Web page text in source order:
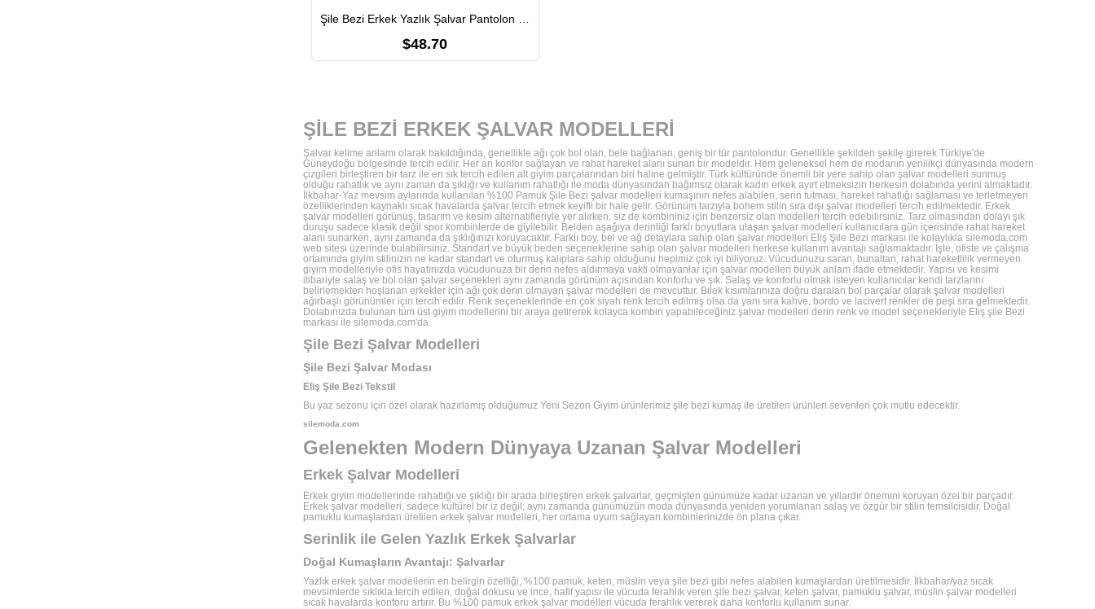
$48.70
ŞİLE BEZİ ERKEK ŞALVAR MODELLERİ
Şalvar kelime anlamı olarak bakıldığında, genellikle ağı çok bol olan, bele bağlanan, geniş bir tür pantolondur. Genellikle şekilden şekilę girerek Türkiye'de
Güneydoğu bölgesinde tercih edilir. Her an konfor sağlayan ve rahat hareket alanı sunan bir modeldir. Hem geleneksel hem de modanın yenilikçi dünyasında modern
çizgileri birleştiren bir tarz ile en sık tercih edilen alt giyim parçalarından biri haline gelmiştir. Türk kültüründe önemli bir yere sahip olan şalvar modelleri sunmuş
olduğu rahatlık ve aynı zaman da şıklığı ve kullanım rahatlığı ile moda dünyasından bağımsız olarak kadın erkek ayırt etmeksizin herkesin dolabında yerini almaktadır.
İlkbahar-Yaz mevsim aylarında kullanılan %100 Pamuk Şile Bezi şalvar modelleri kumaşının nefes alabilen, serin tutması, hareket rahatlığı sağlaması ve terletmeyen
özelliklerinden kaynaklı sıcak havalarda şalvar tercih etmek keyifli bir hale gelir. Görünüm tarzıyla bohem stilin sıra dışı şalvar modelleri tercih edilmektedir. Erkek
şalvar modelleri görünüş, tasarım ve kesim alternatifleriyle yer alırken, siz de kombininiz için benzersiz olan modelleri tercih edebilirsiniz. Tarz olmasından dolayı şık
duruşu sadece klasik değil spor kombinlerde de giyilebilir. Belden aşağıya derinliği farklı boyutlara ulaşan şalvar modelleri kullanıcılara gün içerisinde rahat hareket
alanı sunarken, aynı zamanda da şıklığınızı koruyacaktır. Farklı boy, bel ve ağ detaylara sahip olan şalvar modelleri Eliş Şile Bezi markası ile kolaylıkla silemoda.com
web sitesi üzerinde bulabilirsiniz. Standart ve büyük beden seçeneklerine sahip olan şalvar modelleri herkese kullanım avantajı sağlamaktadır. İşte, ofiste ve çalışma
ortamında giyim stilinizin ne kadar standart ve oturmuş kalıplara sahip olduğunu hepimiz çok iyi biliyoruz. Vücudunuzu saran, bunaltan, rahat hareketlilik vermeyen
giyim modelleriyle ofis hayatınızda vücudunuza bir derin nefes aldırmaya vakti olmayanlar için şalvar modelleri büyük anlam ifade etmektedir. Yapısı ve kesimi
itibariyle salaş ve bol olan şalvar seçenekleri aynı zamanda görünüm açısından konforlu ve şık. Salaş ve konforlu olmak isteyen kullanıcılar kendi tarzlarını
belirlemekten hoşlanan erkekler için ağı çok derin olmayan şalvar modelleri de mevcuttur. Bilek kısımlarınıza doğru daralan bol parçalar olarak şalvar modelleri
ağırbaşlı görünümler için tercih edilir. Renk seçeneklerinde en çok siyah renk tercih edilmiş olsa da yanı sıra kahve, bordo ve lacivert renkler de peşi sıra gelmektedir.
Dolabınızda bulunan tüm üst giyim modellerini bir araya getirerek kolayca kombin yapabileceğiniz şalvar modelleri derin renk ve model seçenekleriyle Eliş şile Bezi
markası ile silemoda.com'da.
Şile Bezi Şalvar Modelleri
Şile Bezi Şalvar Modası
Eliş Şile Bezi Tekstil
Bu yaz sezonu için özel olarak hazırlamış olduğumuz Yeni Sezon Giyim ürünlerimiz şile bezi kumaş ile üretilen ürünleri sevenleri çok mutlu edecektir.
silemoda.com
Gelenekten Modern Dünyaya Uzanan Şalvar Modelleri
Erkek Şalvar Modelleri
Erkek giyim modellerinde rahatlığı ve şıklığı bir arada birleştiren erkek şalvarlar, geçmişten günümüze kadar uzanan ve yıllardır önemini koruyan özel bir parçadır.
Erkek şalvar modelleri, sadece kültürel bir iz değil; aynı zamanda günümüzün moda dünyasında yeniden yorumlanan salaş ve özgür bir stilin temsilcisidir. Doğal
pamuklu kumaşlardan üretilen erkek şalvar modelleri, her ortama uyum sağlayan kombinlerinizde ön plana çıkar.
Serinlik ile Gelen Yazlık Erkek Şalvarlar
Doğal Kumaşların Avantajı: Şalvarlar
Yazlık erkek şalvar modellerin en belirgin özelliği, %100 pamuk, keten, müslin veya şile bezi gibi nefes alabilen kumaşlardan üretilmesidir. İlkbahar/yaz sıcak
mevsimlerde sıklıkla tercih edilen, doğal dokusu ve ince, hafif yapısı ile vücuda ferahlık veren şile bezi şalvar, keten şalvar, pamuklu şalvar, müslin şalvar modelleri
sıcak havalarda konforu artırır. Bu %100 pamuk erkek şalvar modelleri vücuda ferahlık vererek daha konforlu kullanım sunar.